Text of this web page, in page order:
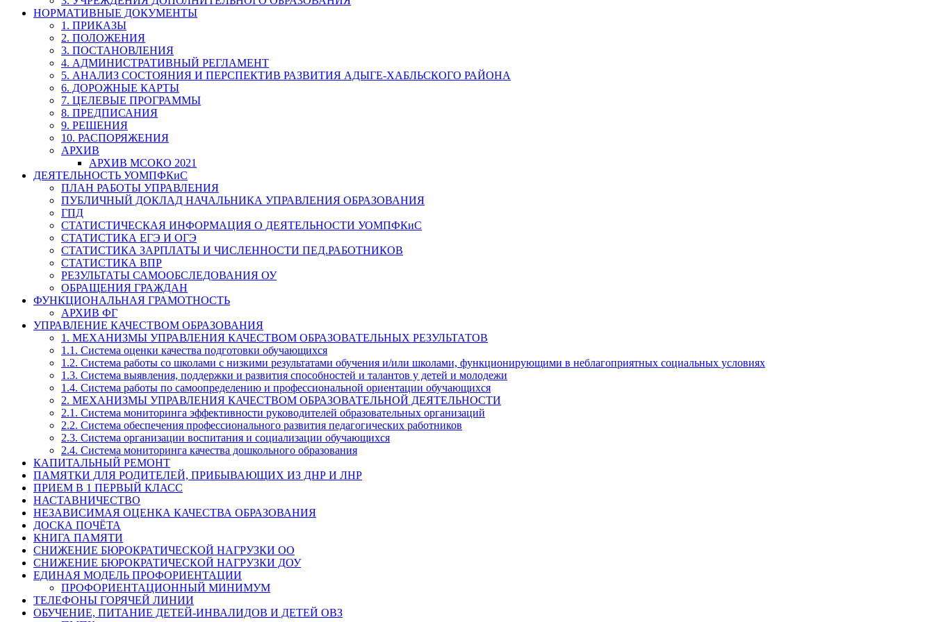
НОРМАТИВНЫЕ ДОКУМЕНТЫ
1. ПРИКАЗЫ
2. ПОЛОЖЕНИЯ
3. ПОСТАНОВЛЕНИЯ
4. АДМИНИСТРАТИВНЫЙ РЕГЛАМЕНТ
5. АНАЛИЗ СОСТОЯНИЯ И ПЕРСПЕКТИВ РАЗВИТИЯ АДЫГЕ-ХАБЛЬСКОГО РАЙОНА
6. ДОРОЖНЫЕ КАРТЫ
7. ЦЕЛЕВЫЕ ПРОГРАММЫ
8. ПРЕДПИСАНИЯ
9. РЕШЕНИЯ
10. РАСПОРЯЖЕНИЯ
АРХИВ
АРХИВ МСОКО 2021
ДЕЯТЕЛЬНОСТЬ УОМПФКиС
ПЛАН РАБОТЫ УПРАВЛЕНИЯ
ПУБЛИЧНЫЙ ДОКЛАД НАЧАЛЬНИКА УПРАВЛЕНИЯ ОБРАЗОВАНИЯ
ГПД
СТАТИСТИЧЕСКАЯ ИНФОРМАЦИЯ О ДЕЯТЕЛЬНОСТИ УОМПФКиС
СТАТИСТИКА ЕГЭ И ОГЭ
СТАТИСТИКА ЗАРПЛАТЫ И ЧИСЛЕННОСТИ ПЕД.РАБОТНИКОВ
СТАТИСТИКА ВПР
РЕЗУЛЬТАТЫ САМООБСЛЕДОВАНИЯ ОУ
ОБРАЩЕНИЯ ГРАЖДАН
ФУНКЦИОНАЛЬНАЯ ГРАМОТНОСТЬ
АРХИВ ФГ
УПРАВЛЕНИЕ КАЧЕСТВОМ ОБРАЗОВАНИЯ
1. МЕХАНИЗМЫ УПРАВЛЕНИЯ КАЧЕСТВОМ ОБРАЗОВАТЕЛЬНЫХ РЕЗУЛЬТАТОВ
1.1. Система оценки качества подготовки обучающихся
1.2. Система работы со школами с низкими результатами обучения и/или школами, функционирующими в неблагоприятных социальных условиях
1.3. Система выявления, поддержки и развития способностей и талантов у детей и молодежи
1.4. Система работы по самоопределению и профессиональной ориентации обучающихся
2. МЕХАНИЗМЫ УПРАВЛЕНИЯ КАЧЕСТВОМ ОБРАЗОВАТЕЛЬНОЙ ДЕЯТЕЛЬНОСТИ
2.1. Система мониторинга эффективности руководителей образовательных организаций
2.2. Система обеспечения профессионального развития педагогических работников
2.3. Система организации воспитания и социализации обучающихся
2.4. Система мониторинга качества дошкольного образования
КАПИТАЛЬНЫЙ РЕМОНТ
ПАМЯТКИ ДЛЯ РОДИТЕЛЕЙ, ПРИБЫВАЮЩИХ ИЗ ДНР И ЛНР
ПРИЕМ В 1 ПЕРВЫЙ КЛАСС
НАСТАВНИЧЕСТВО
НЕЗАВИСИМАЯ ОЦЕНКА КАЧЕСТВА ОБРАЗОВАНИЯ
ДОСКА ПОЧЁТА
КНИГА ПАМЯТИ
СНИЖЕНИЕ БЮРОКРАТИЧЕСКОЙ НАГРУЗКИ ОО
СНИЖЕНИЕ БЮРОКРАТИЧЕСКОЙ НАГРУЗКИ ДОУ
ЕДИНАЯ МОДЕЛЬ ПРОФОРИЕНТАЦИИ
ПРОФОРИЕНТАЦИОННЫЙ МИНИМУМ
ТЕЛЕФОНЫ ГОРЯЧЕЙ ЛИНИИ
ОБУЧЕНИЕ, ПИТАНИЕ ДЕТЕЙ-ИНВАЛИДОВ И ДЕТЕЙ ОВЗ